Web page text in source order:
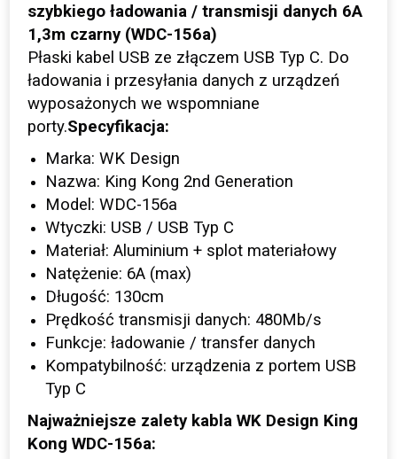
szybkiego ładowania / transmisji danych 6A
1,3m czarny (WDC-156a)
Płaski kabel USB ze złączem USB Typ C. Do
ładowania i przesyłania danych z urządzeń
wyposażonych we wspomniane
porty.Specyfikacja:
Marka: WK Design
Nazwa: King Kong 2nd Generation
Model: WDC-156a
Wtyczki: USB / USB Typ C
Materiał: Aluminium + splot materiałowy
Natężenie: 6A (max)
Długość: 130cm
Prędkość transmisji danych: 480Mb/s
Funkcje: ładowanie / transfer danych
Kompatybilność: urządzenia z portem USB
Typ C
Najważniejsze zalety kabla WK Design King
Kong WDC-156a: